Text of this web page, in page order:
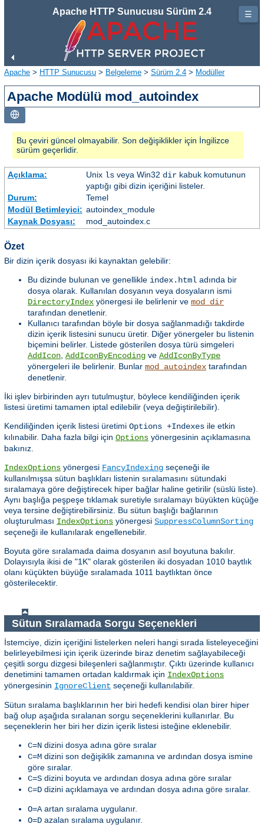
Apache HTTP Sunucusu Sürüm 2.4
Apache > HTTP Sunucusu > Belgeleme > Sürüm 2.4 > Modüller
Apache Modülü mod_autoindex
Bu çeviri güncel olmayabilir. Son değişiklikler için İngilizce
sürüm geçerlidir.
Açıklama: Unix lsveya Win32 dirkabuk komutunun
yaptığı gibi dizin içeriğini listeler.
Durum:
Temel
Modül Betimleyici: autoindex_module
Kaynak Dosyası:
mod_autoindex.c
Özet
Bir dizin içerik dosyası iki kaynaktan gelebilir:
Bu dizinde bulunan ve genellikle index.html adında bir
dosya olarak. Kullanılan dosyanın veya dosyaların ismi
DirectoryIndex yönergesi ile belirlenir ve mod_dir
tarafından denetlenir.
Kullanıcı tarafından böyle bir dosya sağlanmadığı takdirde
dizin içerik listesini sunucu üretir. Diğer yönergeler bu listenin
biçemini belirler. Listede gösterilen dosya türü simgeleri
AddIcon AddIconByEncoding ve AddIconByType
yönergeleri ile belirlenir. Bunlar mod_autoindex tarafından
denetlenir.
İki işlev birbirinden ayrı tutulmuştur, böylece kendiliğinden içerik
listesi üretimi tamamen iptal edilebilir (veya değiştirilebilir).
Kendiliğinden içerik listesi üretimi Options +Indexes ile etkin
kılınabilir. Daha fazla bilgi için Options yönergesinin açıklamasına
bakınız.
IndexOptions yönergesi FancyIndexing seçeneği ile
kullanılmışsa sütun başlıkları listenin sıralamasını sütundaki
sıralamaya göre değiştirecek hiper bağlar haline getirilir (süslü liste).
Aynı başlığa peşpeşe tıklamak suretiyle sıralamayı büyükten küçüğe
veya tersine değiştirebilirsiniz. Bu sütun başlığı bağlarının
oluşturulması IndexOptions yönergesi SuppressColumnSorting
seçeneği ile kullanılarak engellenebilir.
Boyuta göre sıralamada daima dosyanın asıl boyutuna bakılır.
Dolayısıyla ikisi de "1K" olarak gösterilen iki dosyadan 1010 baytlık
olanı küçükten büyüğe sıralamada 1011 baytlıktan önce
gösterilecektir.
Sütun Sıralamada Sorgu Seçenekleri
İstemciye, dizin içeriğini listelerken neleri hangi sırada listeleyeceğini
belirleyebilmesi için içerik üzerinde biraz denetim sağlayabileceği
çeşitli sorgu dizgesi bileşenleri sağlanmıştır. Çıktı üzerinde kullanıcı
denetimini tamamen ortadan kaldırmak için IndexOptions
yönergesinin IgnoreClient seçeneği kullanılabilir.
Sütun sıralama başlıklarının her biri hedefi kendisi olan birer hiper
bağ olup aşağıda sıralanan sorgu seçeneklerini kullanırlar. Bu
seçeneklerin her biri her dizin içerik listesi isteğine eklenebilir.
C=N dizini dosya adına göre sıralar
C=M dizini son değişiklik zamanına ve ardından dosya ismine
göre sıralar.
C=S dizini boyuta ve ardından dosya adına göre sıralar
C=D dizini açıklamaya ve ardından dosya adına göre sıralar.
O=Aartan sıralama uygulanır.
O=D azalan sıralama uygulanır.
☰